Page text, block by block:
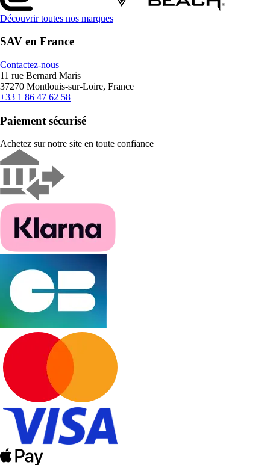
Découvrir toutes nos marques
SAV en France
Contactez-nous
11 rue Bernard Maris
37270 Montlouis-sur-Loire, France
+33 1 86 47 62 58
Paiement sécurisé
Achetez sur notre site en toute confiance